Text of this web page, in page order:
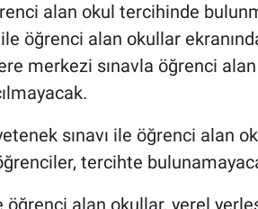
alan okul tercihinde
öğrenci alan okullar
merkezi sınavla öğrenci
sınavı ile öğrenci alan
tercihte
öğrenci alan okullar, yerel